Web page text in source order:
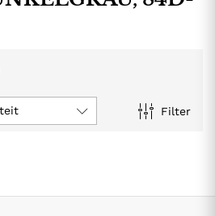
Filter